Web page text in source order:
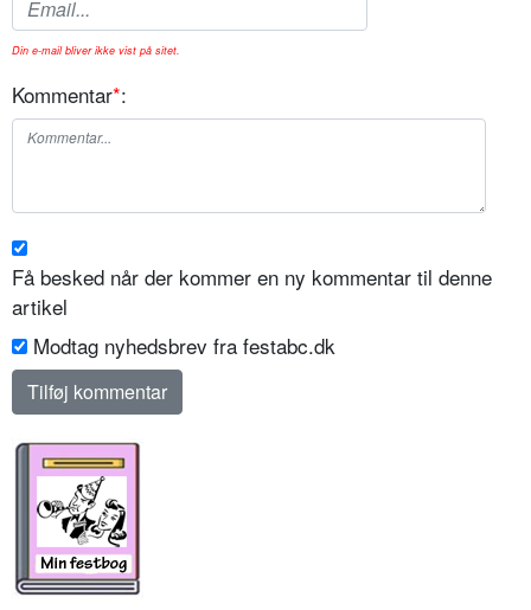
Din e-mail bliver ikke vist på sitet.
Kommentar*:
Få besked når der kommer en ny kommentar til denne
artikel
Modtag nyhedsbrev fra festabc.dk